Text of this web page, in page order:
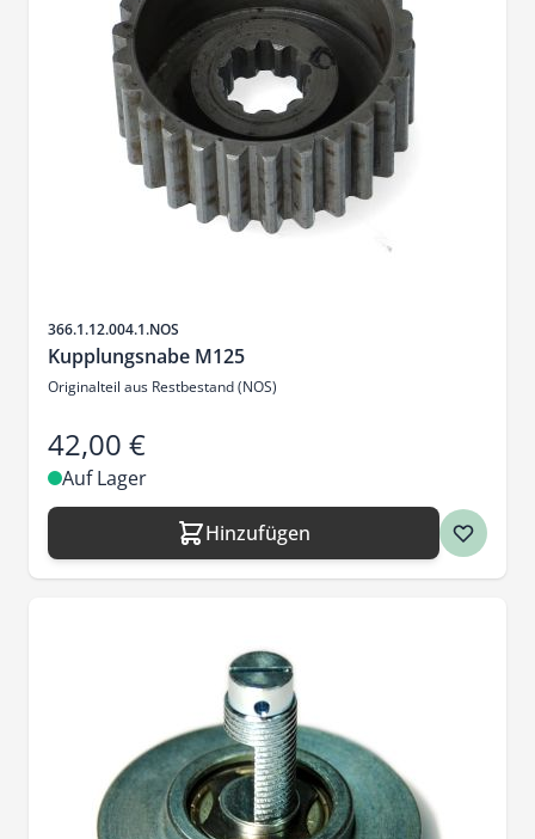
Artikelnr.
366.1.12.004.1.NOS
Kupplungsnabe M125
Originalteil aus Restbestand (NOS)
42,00 €
Auf Lager
Hinzufügen